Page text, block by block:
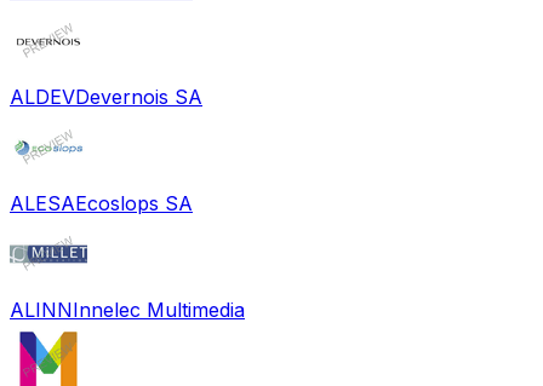
ALDEVDevernois SA
ALESAEcoslops SA
ALINNInnelec Multimedia